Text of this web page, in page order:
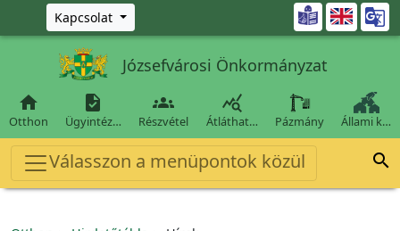
Ugrás a fő tartalomra
Kapcsolat 
Józsefvárosi Önkormányzat

Otthon

Ügyintéz…

Részvétel

Átláthat… Pázmány Állami k…
Válasszon a menüpontok közül 